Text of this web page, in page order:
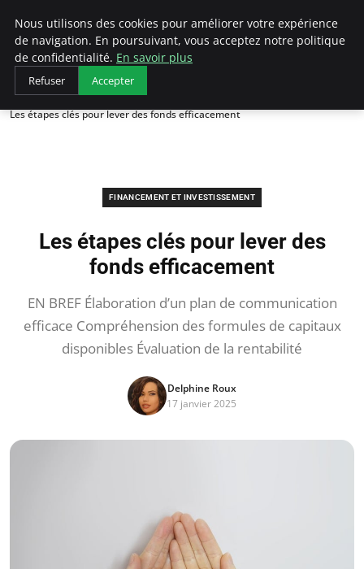
LECFCM
Accueil
Financement et investissement
Les étapes clés pour lever des fonds efficacement
FINANCEMENT ET INVESTISSEMENT
Les étapes clés pour lever des
fonds efficacement
EN BREF Élaboration d’un plan de communication
efficace Compréhension des formules de capitaux
disponibles Évaluation de la rentabilité
Delphine Roux
17 janvier 2025
Nous utilisons des cookies pour améliorer votre expérience
de navigation. En poursuivant, vous acceptez notre politique
de confidentialité. En savoir plus
Refuser Accepter